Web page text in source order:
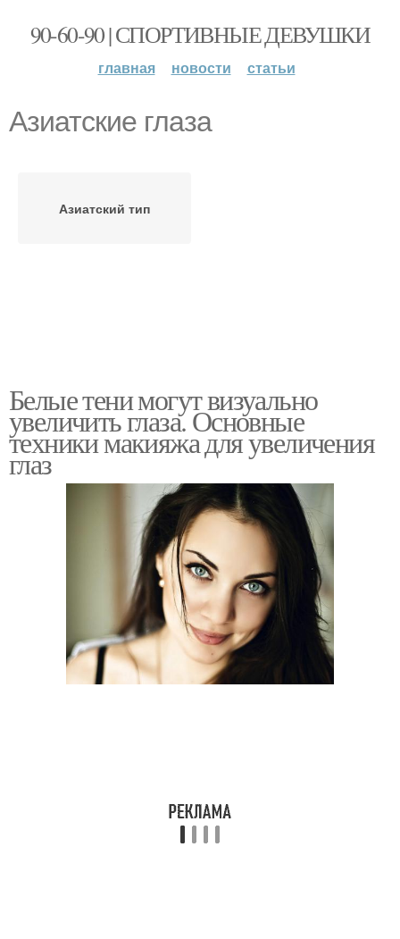
90-60-90 | СПОРТИВНЫЕ ДЕВУШКИ
главная новости статьи
Азиатские глаза
Азиатский тип
Белые тени могут визуально
увеличить глаза. Основные
техники макияжа для увеличения
глаз